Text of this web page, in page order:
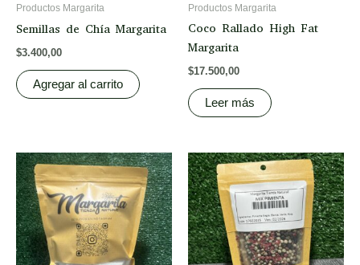
Productos Margarita
Semillas de Chía Margarita
$3.400,00
Agregar al carrito
Productos Margarita
Coco Rallado High Fat
Margarita
$17.500,00
Leer más